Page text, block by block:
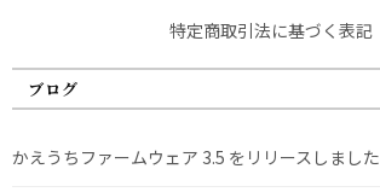
特定商取引法に基づく表記
ブログ
かえうちファームウェア 3.5 をリリースしました